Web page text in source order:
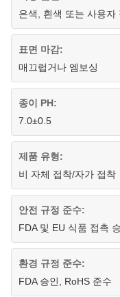
은색, 흰색 또는 사용자
표면 마감:
매끄럽거나 엠보싱
종이 PH:
7.0±0.5
제품 유형:
비 자체 접착/자가 접착
안전 규정 준수:
FDA 및 EU 식품 접촉
환경 규정 준수:
FDA 승인, RoHS 준수